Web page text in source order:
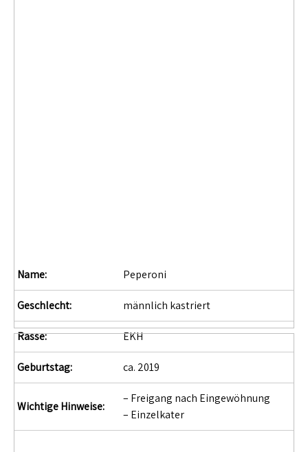
Name: Peperoni
Geschlecht: männlich kastriert
Rasse: EKH
Geburtstag: ca. 2019
Wichtige Hinweise:
– Freigang nach Eingewöhnung
– Einzelkater